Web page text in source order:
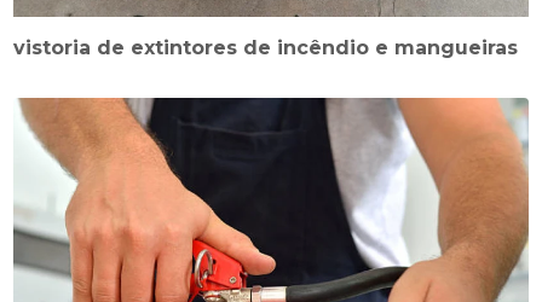
vistoria de extintores de incêndio e mangueiras